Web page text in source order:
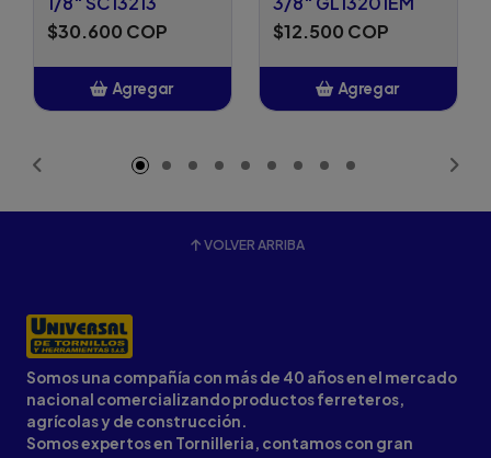
$30.600 COP
Agregar
$12.500 COP
Agregar
VOLVER ARRIBA
Somos una compañía con más de 40 años en el mercado
nacional comercializando productos ferreteros,
agrícolas y de construcción.
Somos expertos en Tornilleria, contamos con gran